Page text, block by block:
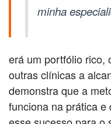
minha
erá um portfólio rico,
outras clínicas a
demonstra que a
funciona na prática